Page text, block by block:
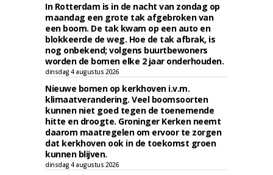
In Rotterdam is in de nacht van zondag op
maandag een grote tak afgebroken van
een boom. De tak kwam op een auto en
blokkeerde de weg. Hoe de tak afbrak, is
nog onbekend; volgens buurtbewoners
worden de bomen elke 2 jaar onderhouden.
dinsdag 4 augustus 2026
Nieuwe bomen op kerkhoven i.v.m.
klimaatverandering. Veel boomsoorten
kunnen niet goed tegen de toenemende
hitte en droogte. Groninger Kerken neemt
daarom maatregelen om ervoor te zorgen
dat kerkhoven ook in de toekomst groen
kunnen blijven.
dinsdag 4 augustus 2026